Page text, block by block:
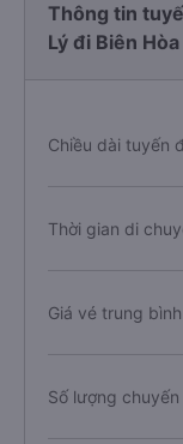
Thông tin
Lý đi Biên Hòa
Chiều dài tuyến
Thời gian di
Giá vé trung bình
Số lượng chuyến